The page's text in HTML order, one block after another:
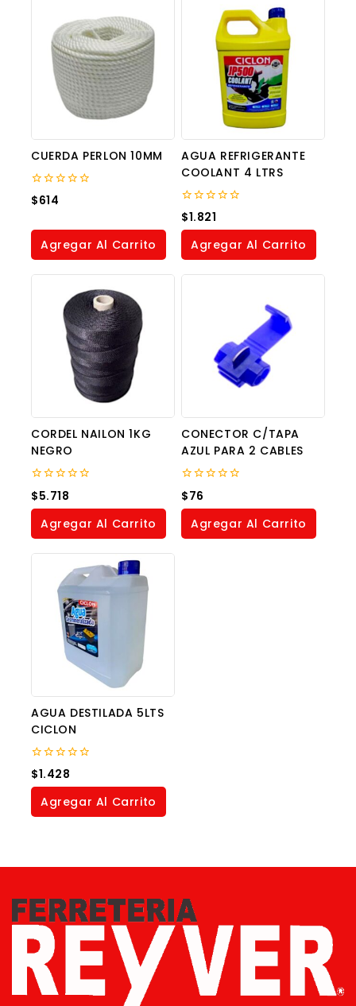
CUERDA PERLON 10MM
0
out
5
$614
Agregar Al Carrito
AGUA REFRIGERANTE
COOLANT 4 LTRS
0
out
of
$1.821
Agregar Al Carrito
CORDEL NAILON 1KG
NEGRO
0
out
of
$5.718
Agregar Al Carrito
CONECTOR C/TAPA
AZUL PARA 2 CABLES
0
out
of
$76
Agregar Al Carrito
AGUA DESTILADA 5LTS
CICLON
0
out
of
$1.428
Agregar Al Carrito